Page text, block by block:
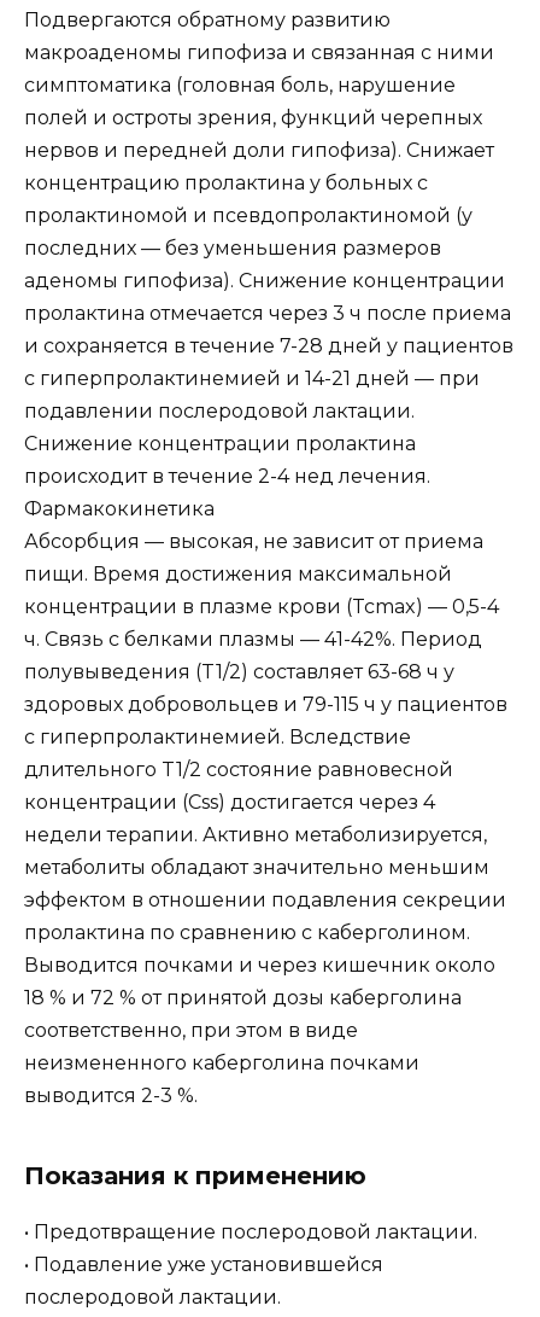
Подвергаются обратному развитию
макроаденомы гипофиза и связанная с ними
симптоматика (головная боль, нарушение
полей и остроты зрения, функций черепных
нервов и передней доли гипофиза). Снижает
концентрацию пролактина у больных с
пролактиномой и псевдопролактиномой (у
последних — без уменьшения размеров
аденомы гипофиза). Снижение концентрации
пролактина отмечается через 3 ч после приема
и сохраняется в течение 7-28 дней у пациентов
с гиперпролактинемией и 14-21 дней — при
подавлении послеродовой лактации.
Снижение концентрации пролактина
происходит в течение 2-4 нед лечения.
Фармакокинетика
Абсорбция — высокая, не зависит от приема
пищи. Время достижения максимальной
концентрации в плазме крови (Tcmax) — 0,5-4
ч. Связь с белками плазмы — 41-42%. Период
полувыведения (T1/2) составляет 63-68 ч у
здоровых добровольцев и 79-115 ч у пациентов
с гиперпролактинемией. Вследствие
длительного T1/2 состояние равновесной
концентрации (Css) достигается через 4
недели терапии. Активно метаболизируется,
метаболиты обладают значительно меньшим
эффектом в отношении подавления секреции
пролактина по сравнению с каберголином.
Выводится почками и через кишечник около
18 % и 72 % от принятой дозы каберголина
соответственно, при этом в виде
неизмененного каберголина почками
выводится 2-3 %.
Показания к применению
• Предотвращение послеродовой лактации.
• Подавление уже установившейся
послеродовой лактации.